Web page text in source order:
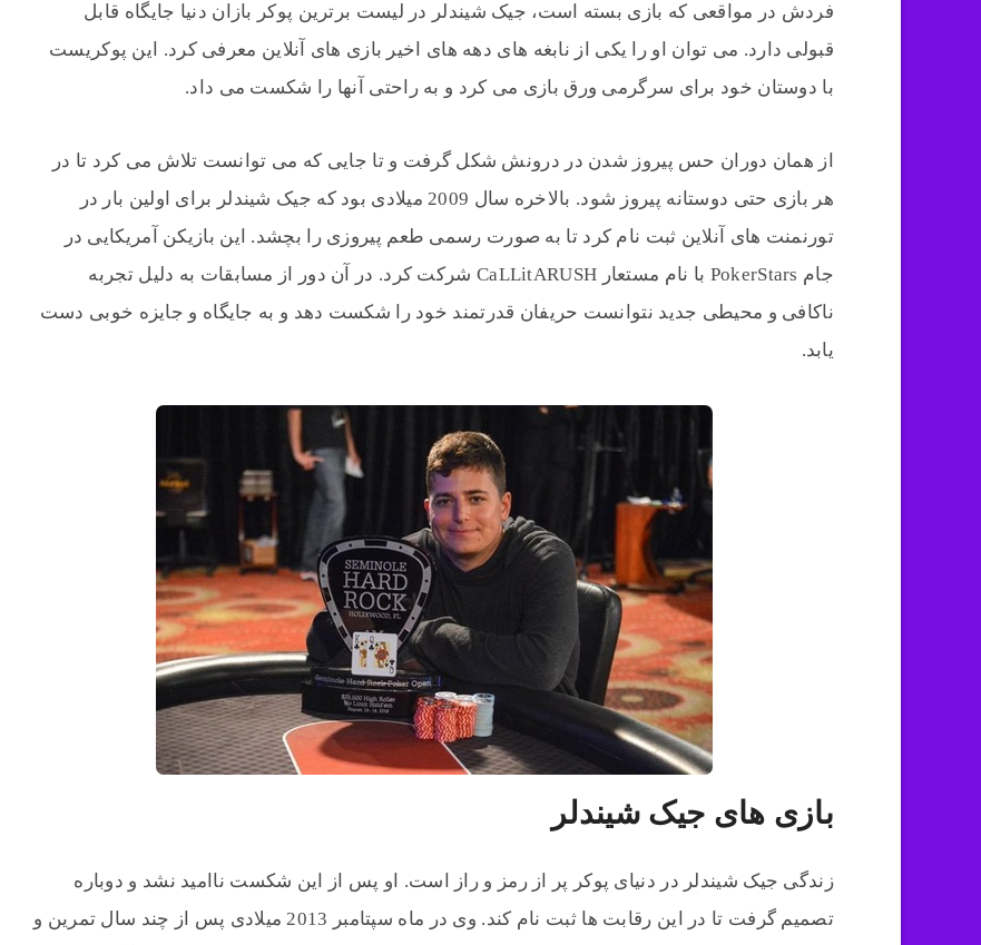
فردش در مواقعی که بازی بسته است، جیک شیندلر در لیست برترین پوکر بازان دنیا جایگاه قابل
قبولی دارد. می توان او را یکی از نابغه های دهه های اخیر بازی های آنلاین معرفی کرد. این پوکریست
با دوستان خود برای سرگرمی ورق بازی می کرد و به راحتی آنها را شکست می داد.
از همان دوران حس پیروز شدن در درونش شکل گرفت و تا جایی که می توانست تلاش می کرد تا در
هر بازی حتی دوستانه پیروز شود. بالاخره سال 2009 میلادی بود که جیک شیندلر برای اولین بار در
تورنمنت های آنلاین ثبت نام کرد تا به صورت رسمی طعم پیروزی را بچشد. این بازیکن آمریکایی در
جام PokerStars با نام مستعار CaLLitARUSH شرکت کرد. در آن دور از مسابقات به دلیل تجربه
ناکافی و محیطی جدید نتوانست حریفان قدرتمند خود را شکست دهد و به جایگاه و جایزه خوبی دست
یابد.
بازی های جیک شیندلر
زندگی جیک شیندلر در دنیای پوکر پر از رمز و راز است. او پس از این شکست ناامید نشد و دوباره
تصمیم گرفت تا در این رقابت ها ثبت نام کند. وی در ماه سپتامبر 2013 میلادی پس از چند سال تمرین و